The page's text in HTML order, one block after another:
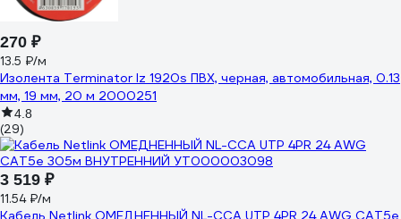
270 ₽
13.5 ₽/м
Изолента Terminator Iz 1920s ПВХ, черная, автомобильная, 0.13
мм, 19 мм, 20 м 2000251
4.8
(29)
3 519 ₽
11.54 ₽/м
Кабель Netlink ОМЕДНЕННЫЙ NL-CCA UTP 4PR 24 AWG CAT5е